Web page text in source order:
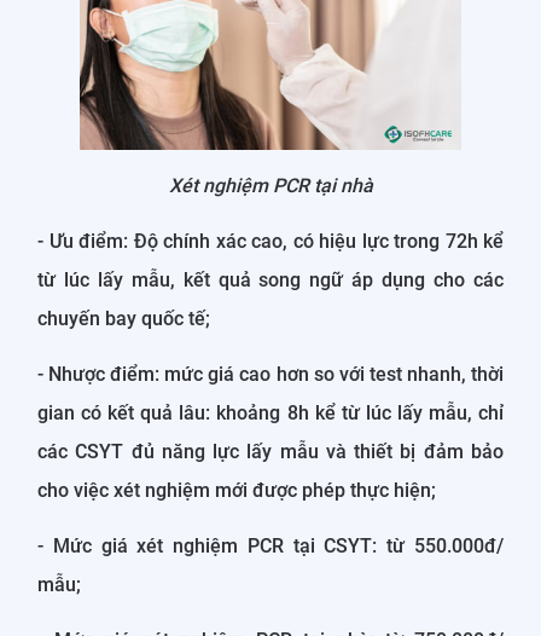
Xét nghiệm PCR tại nhà
- Ưu điểm: Độ chính xác cao, có hiệu lực trong 72h kể
từ lúc lấy mẫu, kết quả song ngữ áp dụng cho các
chuyến bay quốc tế;
- Nhược điểm: mức giá cao hơn so với test nhanh, thời
gian có kết quả lâu: khoảng 8h kể từ lúc lấy mẫu, chỉ
các CSYT đủ năng lực lấy mẫu và thiết bị đảm bảo
cho việc xét nghiệm mới được phép thực hiện;
- Mức giá xét nghiệm PCR tại CSYT: từ 550.000đ/
mẫu;